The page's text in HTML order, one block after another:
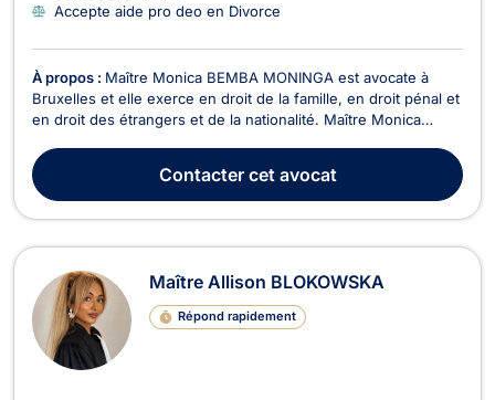
Accepte aide pro deo en Divorce
À propos : Maître Monica BEMBA MONINGA est avocate à
Bruxelles et elle exerce en droit de la famille, en droit pénal et
en droit des étrangers et de la nationalité. Maître Monica
cadre des divorces contentieux ou à l'amiable, en matière de
cohabitation légale ou de fait, dans le ...
Contactercet avocat
Maître Allison BLOKOWSKA
Répond rapidement